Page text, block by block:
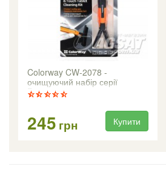
Colorway CW-2078 -
очищуючий набір серії
Premium
245 грн Купити